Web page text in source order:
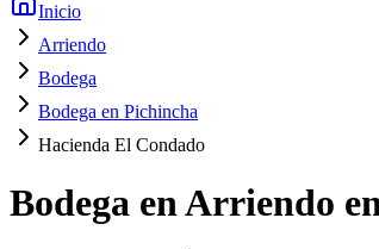
Inicio
Arriendo
Bodega
Bodega en Pichincha
Hacienda El Condado
Bodega en Arriendo